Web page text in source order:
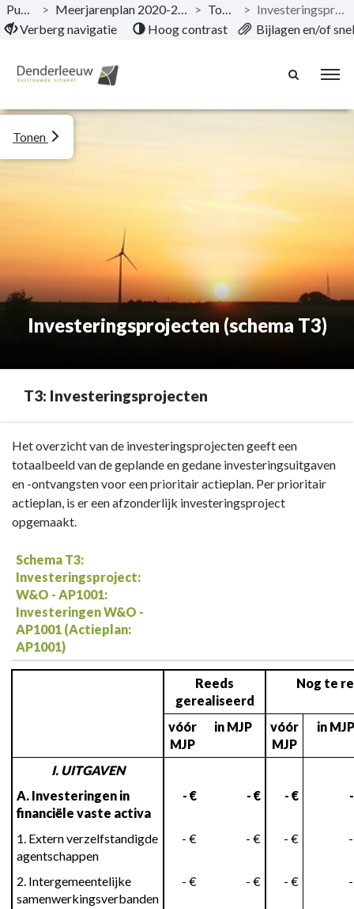
Naar hoofdinhoud
Publicaties > Meerjarenplan 2020-2025 (versie 2025_1-2026_0) > Toelichting >
Investeringsprojecten (schema T3)
Verberg navigatie
Hoog contrast Bijlagen en/of
Investeringsprojecten (schema T3)
Tonen
T3: Investeringsprojecten
Terug
naar
navigatie
Investeringsprojecten
T3)
T3:
Investeringsprojecten
Het overzicht van de investeringsprojecten geeft een
totaalbeeld van de geplande en gedane investeringsuitgaven
en -ontvangsten voor een prioritair actieplan. Per prioritair
actieplan, is er een afzonderlijk investeringsproject
opgemaakt.
Schema T3:
Investeringsproject:
W&O - AP1001:
Investeringen W&O -
AP1001 (Actieplan:
AP1001)
Reeds
gerealiseerd
Nog te
vóór
MJP
in MJP
vóór
MJP
in MJP
I. UITGAVEN
A. Investeringen in
financiële vaste activa
- € - € - €
1. Extern verzelfstandigde
agentschappen
- € - € - €
2. Intergemeentelijke
samenwerkingsverbanden
- € - € - €